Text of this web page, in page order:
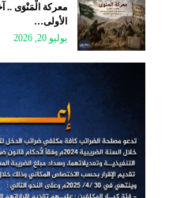
معركة الْمَنْوَى ..
الأولى…
يوليو 20, 2026